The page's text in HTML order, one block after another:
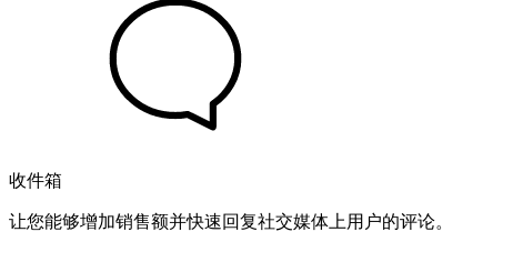
收件箱
让您能够增加销售额并快速回复社交媒体上用户的评论。